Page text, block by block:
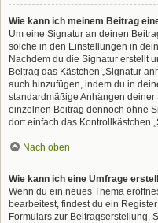
Wie kann ich meinem Beitrag
Um eine Signatur an deinen
solche in den Einstellungen in
Nachdem du die Signatur erstellt
Beitrag das Kästchen „Signatur
auch hinzufügen, indem du in
standardmäßige Anhängen
einzelnen Beitrag dennoch ohne
dort einfach das Kontrollkästchen
Nach oben
Wie kann ich eine Umfrage
Wenn du ein neues Thema
bearbeitest, findest du ein
Formulars zur Beitragserstellung.